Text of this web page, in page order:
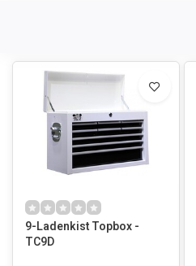
9-Ladenkist Topbox -
TC9D